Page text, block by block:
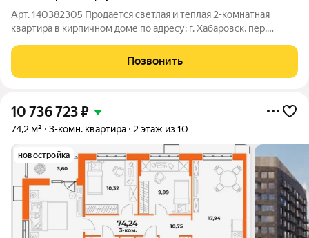
Арт. 140382305 Продается светлая и теплая 2-комнатная
квартира в кирпичном доме по адресу: г. Хабаровск, пер.
300 000 руб., прямая продажа, все документы готовы, сделка
пройдет быстро. Возможна
Позвонить
10 736 723₽
74,2 м² 3-комн. квартира 2 этаж из 10
новостройка